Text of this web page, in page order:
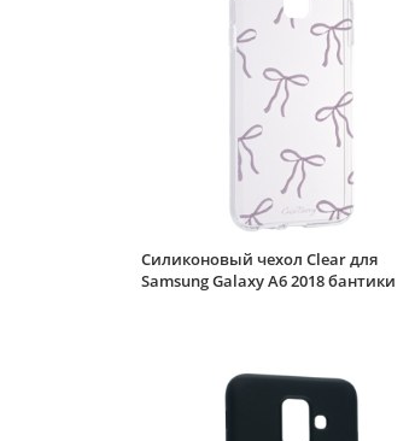
Силиконовый чехол Clear для
Samsung Galaxy A6 2018 бантики